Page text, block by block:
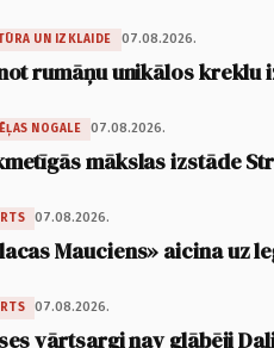
UN IZKLAIDE 07.08.2026.
rumāņu unikālos kreklu
NOGALE 07.08.2026.
mākslas izstāde
07.08.2026.
Mauciens» aicina uz
07.08.2026.
vārtsargi nav glābēji